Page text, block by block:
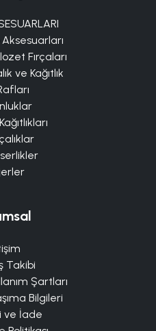
Fırçaları
ve Kağıtlık
Takibi
Şartları
Bilgileri
ve İade